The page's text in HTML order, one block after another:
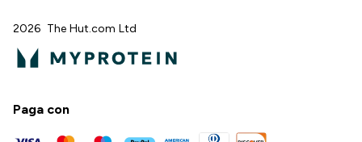
2026 The Hut.com Ltd
Paga con